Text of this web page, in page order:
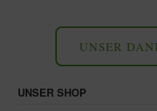
UNSER
UNSER SHOP